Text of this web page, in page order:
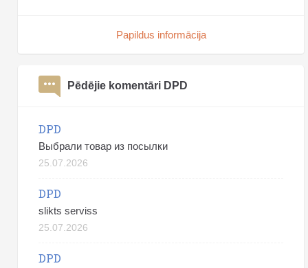
Papildus informācija
Pēdējie komentāri DPD
DPD
Выбрали товар из посылки
25.07.2026
DPD
slikts serviss
25.07.2026
DPD